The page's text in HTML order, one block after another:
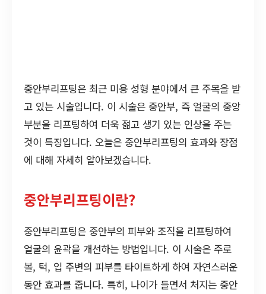
중안부리프팅은 최근 미용 성형 분야에서 큰 주목을 받
고 있는 시술입니다. 이 시술은 중안부, 즉 얼굴의 중앙
부분을 리프팅하여 더욱 젊고 생기 있는 인상을 주는
것이 특징입니다. 오늘은 중안부리프팅의 효과와 장점
에 대해 자세히 알아보겠습니다.
중안부리프팅이란?
중안부리프팅은 중안부의 피부와 조직을 리프팅하여
얼굴의 윤곽을 개선하는 방법입니다. 이 시술은 주로
볼, 턱, 입 주변의 피부를 타이트하게 하여 자연스러운
동안 효과를 줍니다. 특히, 나이가 들면서 처지는 중안